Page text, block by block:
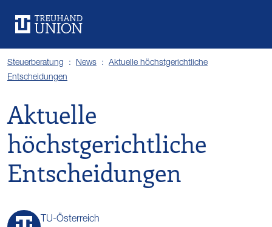
Steuerberatung News
Aktuelle höchstgerichtliche
Entscheidungen
Aktuelle
höchstgerichtliche
Entscheidungen
TU-Österreich